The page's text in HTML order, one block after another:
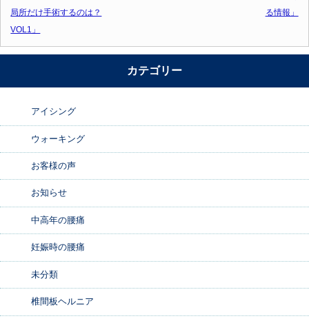
局所だけ手術するのは？
VOL1」
る情報」
カテゴリー
アイシング
ウォーキング
お客様の声
お知らせ
中高年の腰痛
妊娠時の腰痛
未分類
椎間板ヘルニア